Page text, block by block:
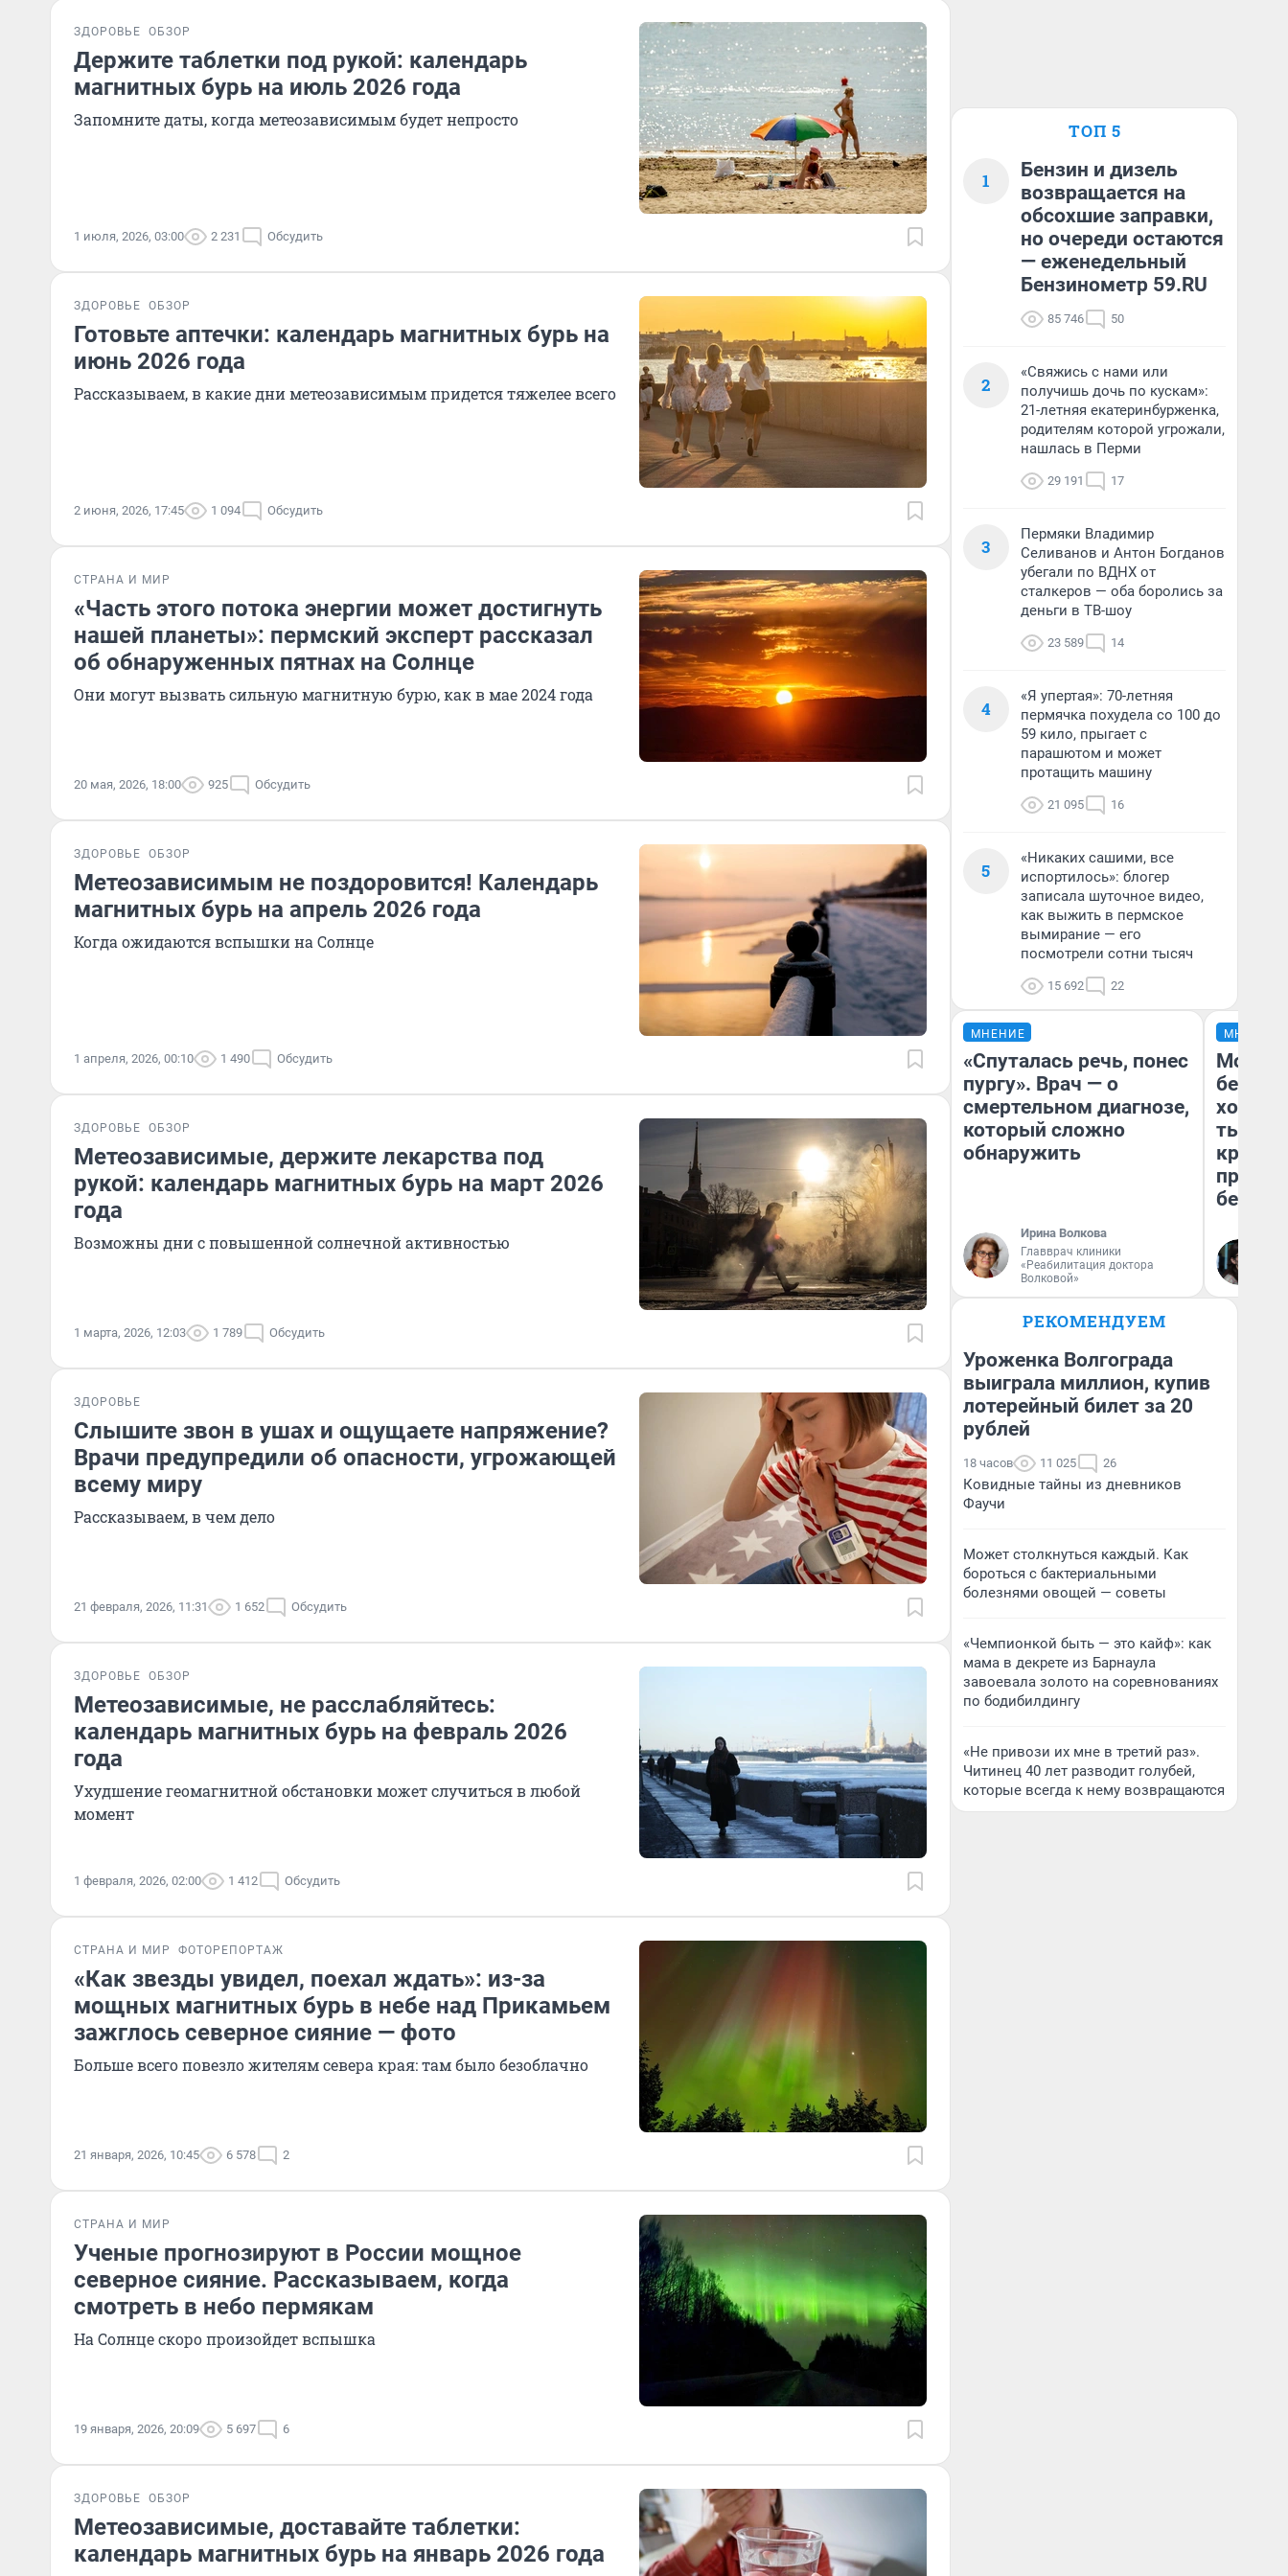
ЗДОРОВЬЕ ОБЗОР
Держите таблетки под рукой: календарь
магнитных бурь на июль 2026 года
Запомните даты, когда метеозависимым будет непросто
1 июля, 2026, 03:00 2 231 Обсудить
ЗДОРОВЬЕ ОБЗОР
Готовьте аптечки: календарь магнитных бурь на
июнь 2026 года
Рассказываем, в какие дни метеозависимым придется тяжелее всего
2 июня, 2026, 17:45 1 094 Обсудить
СТРАНА И МИР
«Часть этого потока энергии может достигнуть
нашей планеты»: пермский эксперт рассказал
об обнаруженных пятнах на Солнце
Они могут вызвать сильную магнитную бурю, как в мае 2024 года
20 мая, 2026, 18:00 925 Обсудить
ЗДОРОВЬЕ ОБЗОР
Метеозависимым не поздоровится! Календарь
магнитных бурь на апрель 2026 года
Когда ожидаются вспышки на Солнце
1 апреля, 2026, 00:10 1 490 Обсудить
ЗДОРОВЬЕ ОБЗОР
Метеозависимые, держите лекарства под
рукой: календарь магнитных бурь на март 2026
года
Возможны дни с повышенной солнечной активностью
1 марта, 2026, 12:03 1 789 Обсудить
ЗДОРОВЬЕ
Слышите звон в ушах и ощущаете напряжение?
Врачи предупредили об опасности, угрожающей
всему миру
Рассказываем, в чем дело
21 февраля, 2026, 11:31 1 652 Обсудить
ЗДОРОВЬЕ ОБЗОР
Метеозависимые, не расслабляйтесь:
календарь магнитных бурь на февраль 2026
года
Ухудшение геомагнитной обстановки может случиться в любой
момент
1 февраля, 2026, 02:00 1 412 Обсудить
СТРАНА И МИР ФОТОРЕПОРТАЖ
«Как звезды увидел, поехал ждать»: из-за
мощных магнитных бурь в небе над Прикамьем
зажглось северное сияние — фото
Больше всего повезло жителям севера края: там было безоблачно
21 января, 2026, 10:45 6 578 2
СТРАНА И МИР
Ученые прогнозируют в России мощное
северное сияние. Рассказываем, когда
смотреть в небо пермякам
На Солнце скоро произойдет вспышка
19 января, 2026, 20:09 5 697 6
ЗДОРОВЬЕ ОБЗОР
Метеозависимые, доставайте таблетки:
календарь магнитных бурь на январь 2026 года
ТОП 5
1
Бензин и дизель
возвращается на
обсохшие заправки,
но очереди остаются
— еженедельный
Бензинометр 59.RU
85 746 50
2
«Свяжись с нами или
получишь дочь по кускам»:
21-летняя екатеринбурженка,
родителям которой угрожали,
нашлась в Перми
29 191 17
3
Пермяки Владимир
Селиванов и Антон Богданов
убегали по ВДНХ от
сталкеров — оба боролись за
деньги в ТВ-шоу
23 589 14
4
«Я упертая»: 70-летняя
пермячка похудела со 100 до
59 кило, прыгает с
парашютом и может
протащить машину
21 095 16
5
«Никаких сашими, все
испортилось»: блогер
записала шуточное видео,
как выжить в пермское
вымирание — его
посмотрели сотни тысяч
15 692 22
МНЕНИЕ
«Спуталась речь, понес
пургу». Врач — о
смертельном диагнозе,
который сложно
обнаружить
Ирина Волкова
Главврач клиники
«Реабилитация доктора
Волковой»
МНЕНИЕ
Мой
хотела
тысяч,
РЕКОМЕНДУЕМ
Уроженка Волгограда
выиграла миллион, купив
лотерейный билет за 20
рублей
18 часов 11 025 26
Ковидные тайны из дневников
Фаучи
Может столкнуться каждый. Как
бороться с бактериальными
болезнями овощей — советы
«Чемпионкой быть — это кайф»: как
мама в декрете из Барнаула
завоевала золото на соревнованиях
по бодибилдингу
«Не привози их мне в третий раз».
Читинец 40 лет разводит голубей,
которые всегда к нему возвращаются